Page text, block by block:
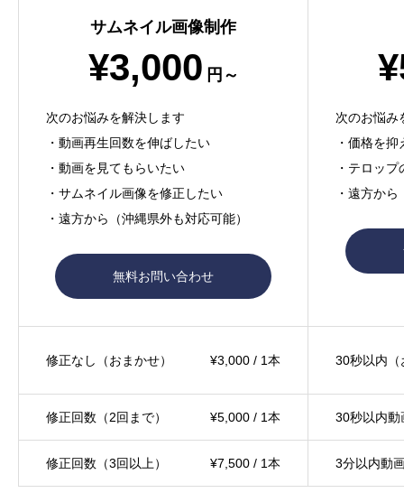
サムネイル画像制作
¥3,000 円～
次のお悩みを解決します
・動画再生回数を伸ばしたい
・動画を見てもらいたい
・サムネイル画像を修正したい
・遠方から（沖縄県外も対応可能）
無料お問い合わせ
修正なし（おまかせ） ¥3,000 / 1本
修正回数（2回まで） ¥5,000 / 1本
修正回数（3回以上） ¥7,500 / 1本
次のお悩み
・価格を抑
・テロッ
・遠方か
30秒以内（
30秒以内動
3分以内動